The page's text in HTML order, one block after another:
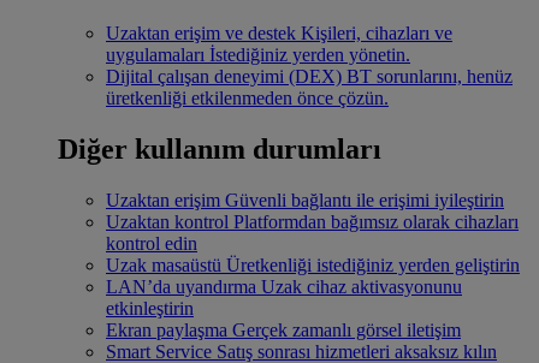
Uzaktan erişim ve destek Kişileri, cihazları ve
uygulamaları İstediğiniz yerden yönetin.
Dijital çalışan deneyimi (DEX) BT sorunlarını, henüz
üretkenliği etkilenmeden önce çözün.
Diğer kullanım durumları
Uzaktan erişim Güvenli bağlantı ile erişimi iyileştirin
Uzaktan kontrol Platformdan bağımsız olarak cihazları
kontrol edin
Uzak masaüstü Üretkenliği istediğiniz yerden geliştirin
LAN’da uyandırma Uzak cihaz aktivasyonunu
etkinleştirin
Ekran paylaşma Gerçek zamanlı görsel iletişim
Smart Service Satış sonrası hizmetleri aksaksız kılın